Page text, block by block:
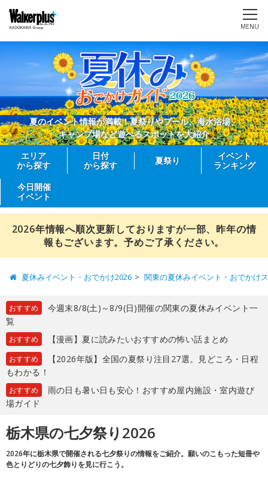
MENU
夏のイベント情報が満載！夏祭りやプール、海水浴場、
キャンプ場など遊べるスポットを大紹介
エリア
から探す
日付
から探す
夏祭り
イベント
ランキング
今日開催
イベント
2026年情報へ順次更新しておりますが一部、昨年の情
報もございます。予めご了承ください。
夏休みイベント・おでかけ2026 関東の夏休みイベント・おでかけ
おすすめ
今週末8/8(土)～8/9(日)開催の関東の夏休みイベント一
覧
おすすめ 【漫画】夏に読みたいおすすめの怖い話まとめ
おすすめ
【2026年版】全国の夏祭り注目27選。見どころ・日程
もわかる！
おすすめ
雨の日も暑い日も安心！おすすめ屋内施設・室内遊び
場ガイド
栃木県の七夕祭り2026
2026年に栃木県で開催される七夕祭りの情報をご紹介。願いのこもった短冊や
色とりどりの七夕飾りを見に行こう。